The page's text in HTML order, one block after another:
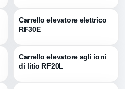
Carrello elevatore elettrico
RF30E
Carrello elevatore agli ioni
di litio RF20L